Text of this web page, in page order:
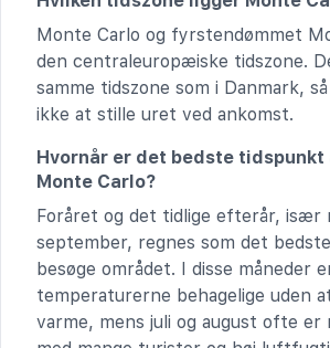
Monte Carlo og fyrstendømmet
den centraleuropæiske tidszone.
samme tidszone som i Danmark,
ikke at stille uret ved ankomst.
Hvornår er det bedste tidspunkt
Monte Carlo?
Foråret og det tidlige efterår, især
september, regnes som det
besøge området. I disse måneder
temperaturerne behagelige uden
varme, mens juli og august ofte er